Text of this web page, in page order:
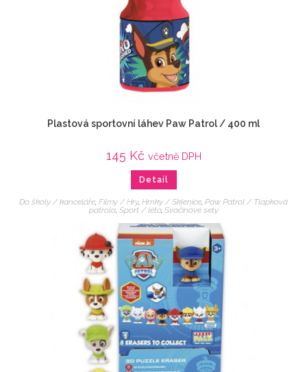
Plastová sportovní láhev Paw Patrol / 400 ml
145 Kč včetně DPH
Detail
Do školy / kanceláře, Filmy / Hry, Hrnky / Sklenice, Paw Patrol / Tlapková
patrola, Sport / léto, Svačinové sety